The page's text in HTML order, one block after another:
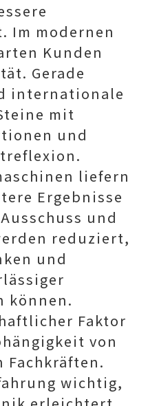
Im modernen
Kunden
Gerade
internationale
mit
und
liefern
Ergebnisse
und
reduziert,
und
können.
Faktor
von
wichtig,